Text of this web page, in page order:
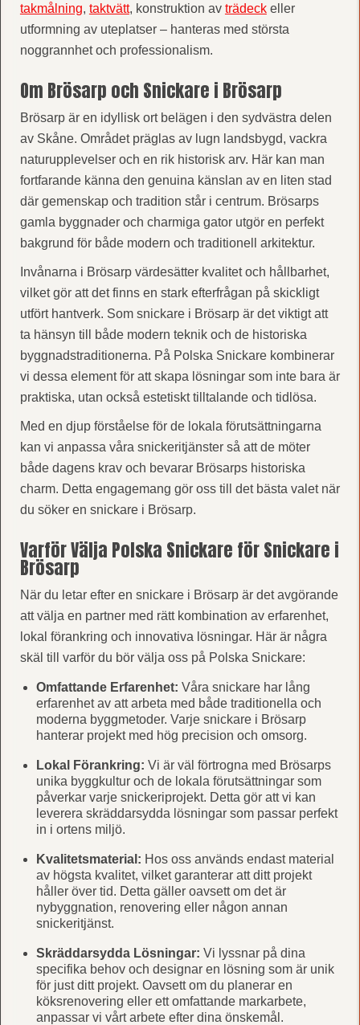
takmålning, taktvätt, konstruktion av trädeckeller
utformning av uteplatser – hanteras med största
noggrannhet och professionalism.
Om Brösarp och Snickare i Brösarp
Brösarp är en idyllisk ort belägen i den sydvästra delen
av Skåne. Området präglas av lugn landsbygd, vackra
naturupplevelser och en rik historisk arv. Här kan man
fortfarande känna den genuina känslan av en liten stad
där gemenskap och tradition står i centrum. Brösarps
gamla byggnader och charmiga gator utgör en perfekt
bakgrund för både modern och traditionell arkitektur.
Invånarna i Brösarp värdesätter kvalitet och hållbarhet,
vilket gör att det finns en stark efterfrågan på skickligt
utfört hantverk. Som snickare i Brösarp är det viktigt att
ta hänsyn till både modern teknik och de historiska
byggnadstraditionerna. På Polska Snickare kombinerar
vi dessa element för att skapa lösningar som inte bara är
praktiska, utan också estetiskt tilltalande och tidlösa.
Med en djup förståelse för de lokala förutsättningarna
kan vi anpassa våra snickeritjänster så att de möter
både dagens krav och bevarar Brösarps historiska
charm. Detta engagemang gör oss till det bästa valet när
du söker en snickare i Brösarp.
Varför Välja Polska Snickare för Snickare i
Brösarp
När du letar efter en snickare i Brösarp är det avgörande
att välja en partner med rätt kombination av erfarenhet,
lokal förankring och innovativa lösningar. Här är några
skäl till varför du bör välja oss på Polska Snickare:
Omfattande Erfarenhet: Våra snickare har lång
erfarenhet av att arbeta med både traditionella och
moderna byggmetoder. Varje snickare i Brösarp
hanterar projekt med hög precision och omsorg.
Lokal Förankring: Vi är väl förtrogna med Brösarps
unika byggkultur och de lokala förutsättningar som
påverkar varje snickeriprojekt. Detta gör att vi kan
leverera skräddarsydda lösningar som passar perfekt
in i ortens miljö.
Kvalitetsmaterial: Hos oss används endast material
av högsta kvalitet, vilket garanterar att ditt projekt
håller över tid. Detta gäller oavsett om det är
nybyggnation, renovering eller någon annan
snickeritjänst.
Skräddarsydda Lösningar: Vi lyssnar på dina
specifika behov och designar en lösning som är unik
för just ditt projekt. Oavsett om du planerar en
köksrenovering eller ett omfattande markarbete,
anpassar vi vårt arbete efter dina önskemål.